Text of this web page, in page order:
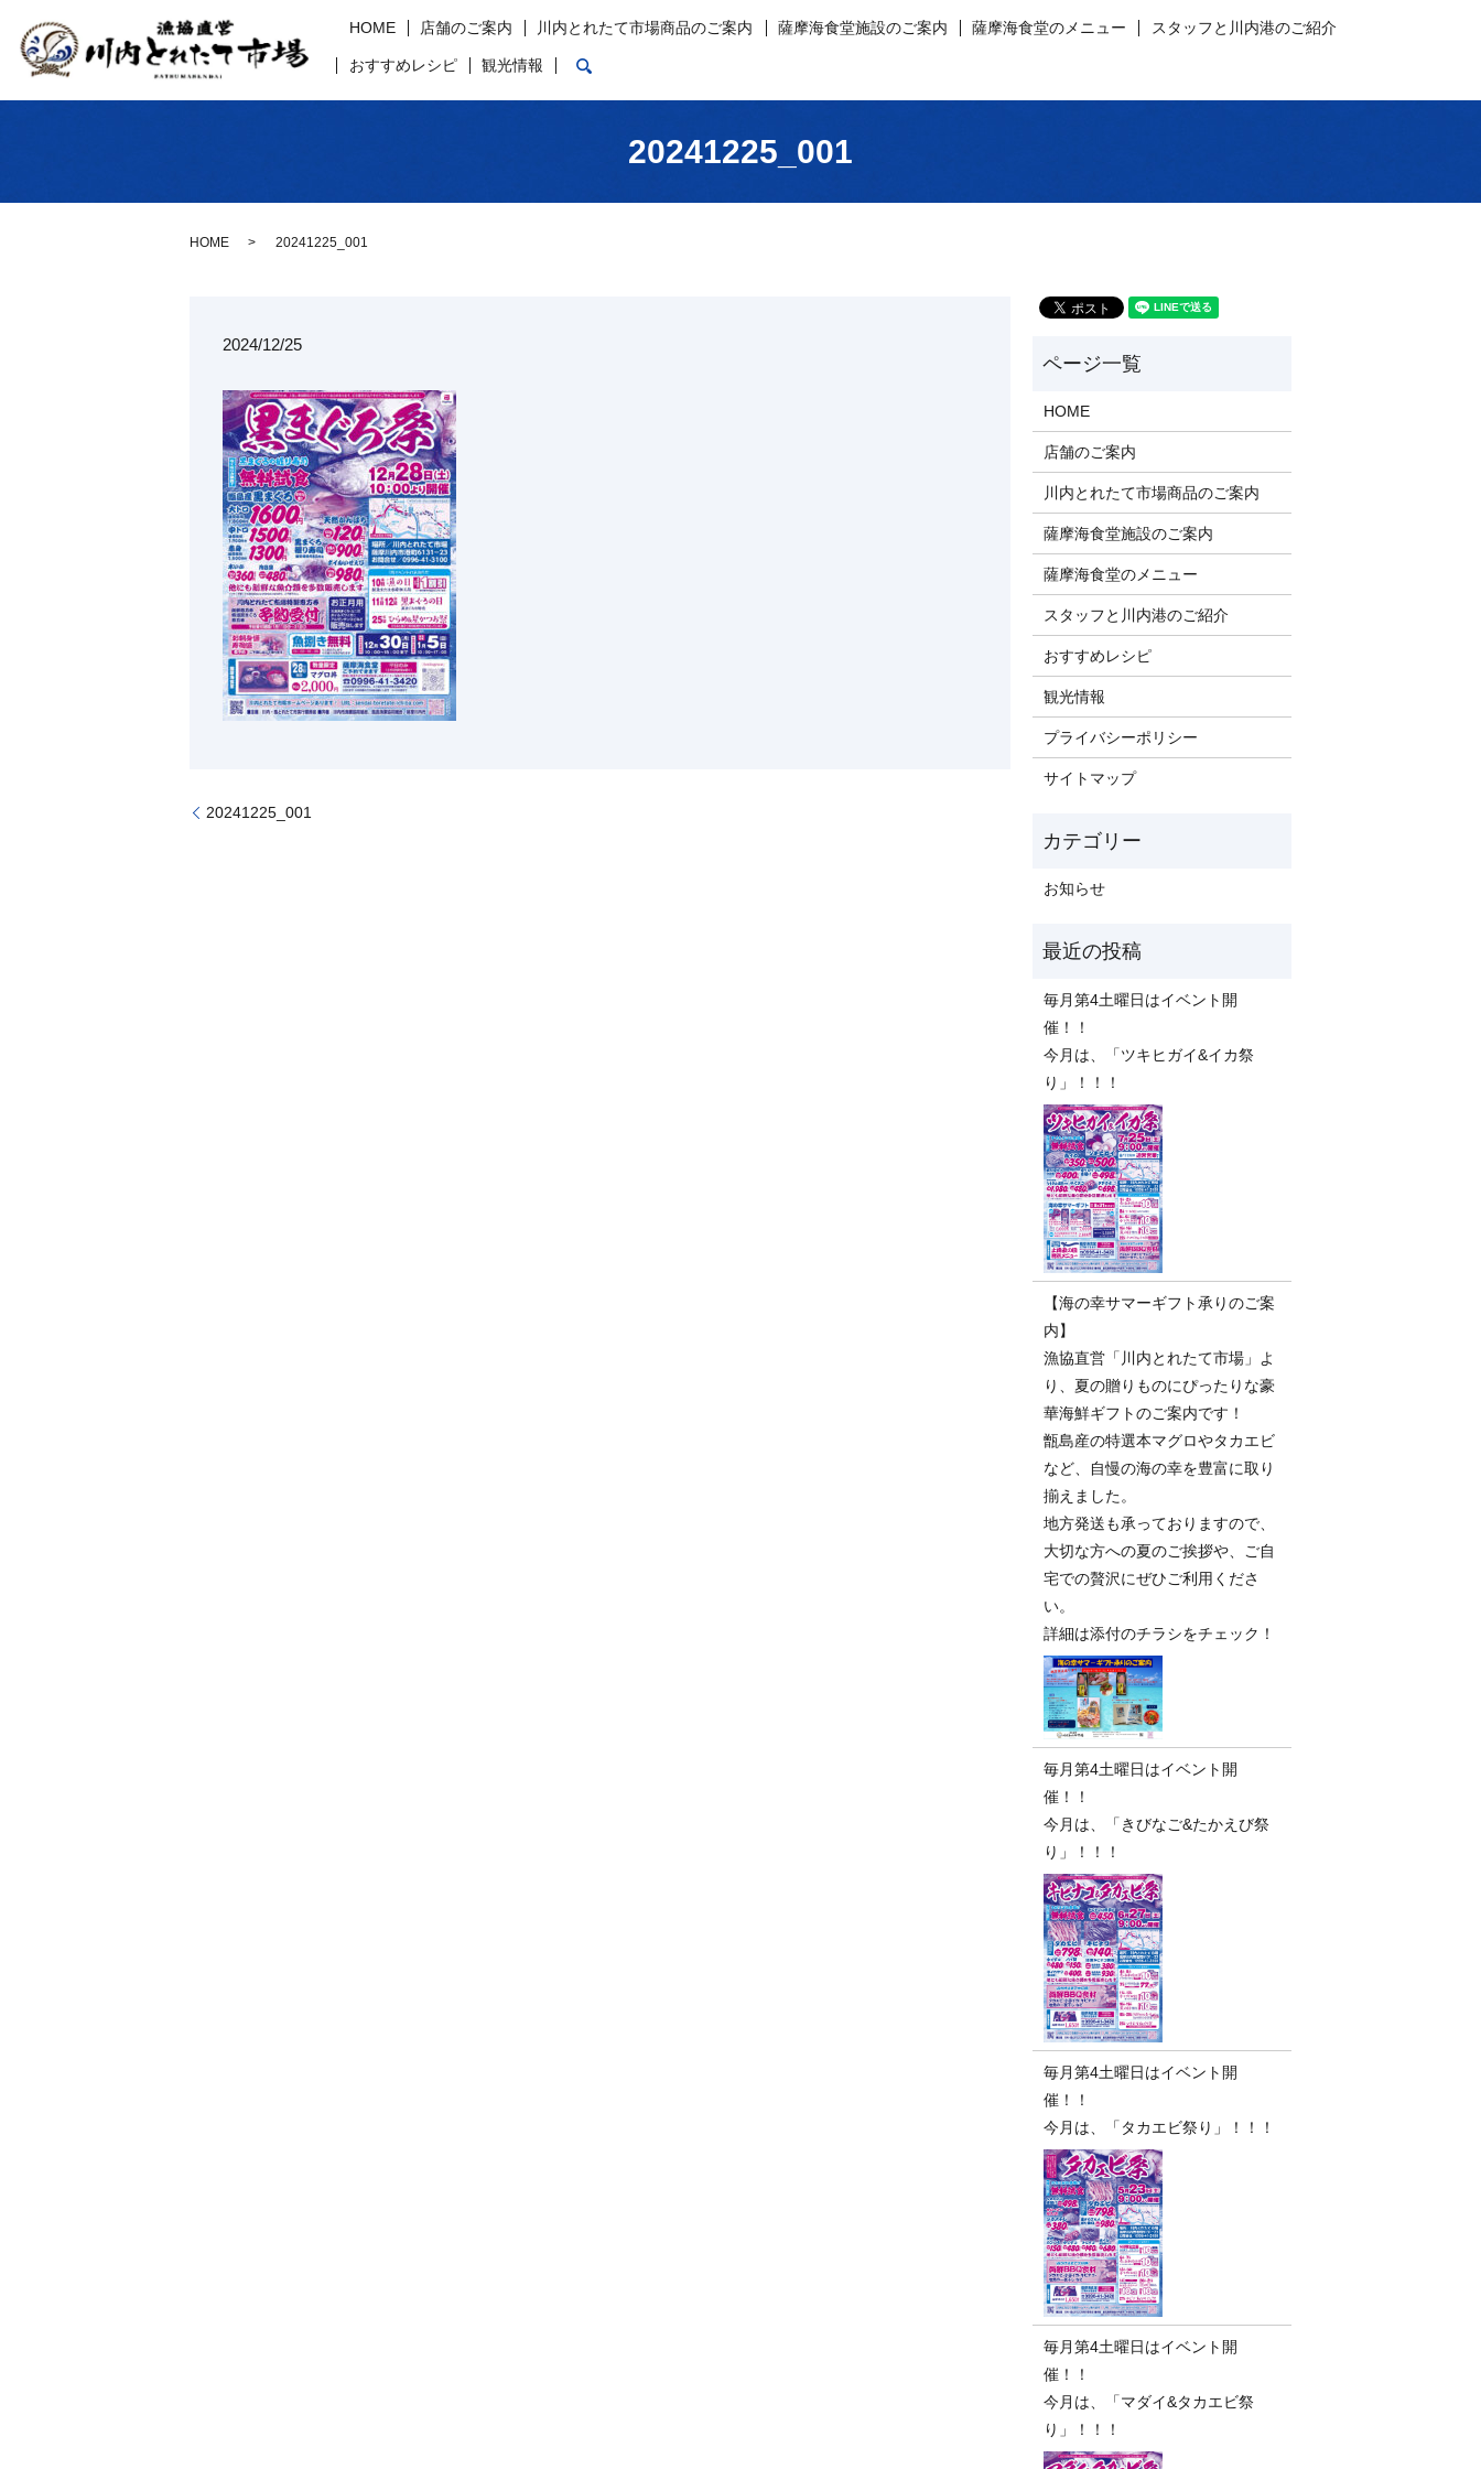
HOME 店舗のご案内 川内とれたて市場商品のご案内 薩摩海食堂施設のご案内 薩摩海食堂のメニュー スタッフと川内港のご紹介
おすすめレシピ 観光情報
20241225_001
HOME 20241225_001
2024/12/25
20241225_001
HOME
店舗のご案内
川内とれたて市場商品のご案内
薩摩海食堂施設のご案内
薩摩海食堂のメニュー
スタッフと川内港のご紹介
おすすめレシピ
観光情報
プライバシーポリシー
サイトマップ
お知らせ
毎月第4土曜日はイベント開
催！！
今月は、「ツキヒガイ&イカ祭
り」！！！
【海の幸サマーギフト承りのご案
内】
漁協直営「川内とれたて市場」よ
り、夏の贈りものにぴったりな豪
華海鮮ギフトのご案内です！
甑島産の特選本マグロやタカエビ
など、自慢の海の幸を豊富に取り
揃えました。
地方発送も承っておりますので、
大切な方への夏のご挨拶や、ご自
宅での贅沢にぜひご利用くださ
い。
詳細は添付のチラシをチェック！
毎月第4土曜日はイベント開
催！！
今月は、「きびなご&たかえび祭
り」！！！
毎月第4土曜日はイベント開
催！！
今月は、「タカエビ祭り」！！！
毎月第4土曜日はイベント開
催！！
今月は、「マダイ&タカエビ祭
り」！！！